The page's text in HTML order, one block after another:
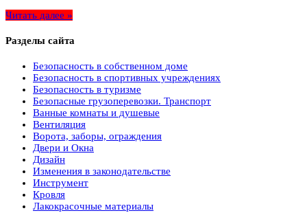
Читать далее »
Разделы сайта
Безопасность в собственном доме
Безопасность в спортивных учреждениях
Безопасность в туризме
Безопасные грузоперевозки. Транспорт
Ванные комнаты и душевые
Вентиляция
Ворота, заборы, ограждения
Двери и Окна
Дизайн
Изменения в законодательстве
Инструмент
Кровля
Лакокрасочные материалы